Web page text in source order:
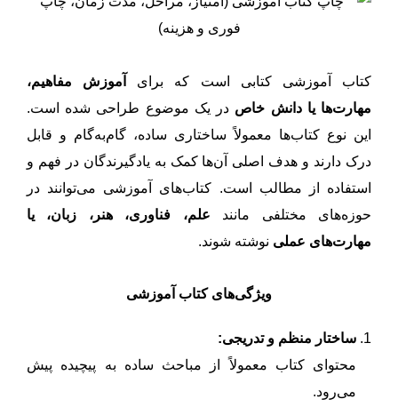
کتاب آموزشی کتابی است که برای
آموزش مفاهیم،
مهارت‌ها یا دانش خاص در یک موضوع طراحی شده است.
این نوع کتاب‌ها معمولاً ساختاری ساده، گام‌به‌گام و قابل
درک دارند و هدف اصلی آن‌ها کمک به یادگیرندگان در فهم و
استفاده از مطالب است. کتاب‌های آموزشی می‌توانند در
حوزه‌های مختلفی مانند علم، فناوری، هنر، زبان، یا
مهارت‌های عملی نوشته شوند.
ویژگی‌های کتاب آموزشی
ساختار منظم و تدریجی:
محتوای کتاب معمولاً از مباحث ساده به پیچیده پیش
می‌رود.